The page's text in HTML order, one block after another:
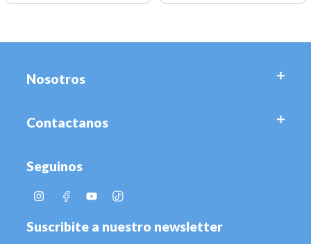
Nosotros
Contactanos
Seguinos
Suscribite a nuestro newsletter